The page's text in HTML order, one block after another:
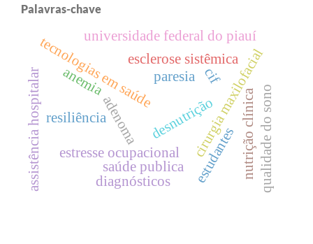
Palavras-chave
adenoma
tecnologias em saúdeesclerose sistêmica
resiliência cirurgia maxilofacial
estresse ocupacional nutrição clínica
saúde publica
paresia
qualidade do sono
cif
desnutrição
assistência hospitalar anemia
universidade federal do piauí
estudantes
diagnósticos